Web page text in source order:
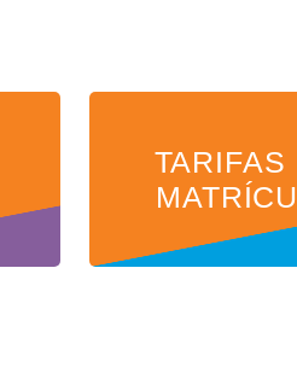
TARIFAS